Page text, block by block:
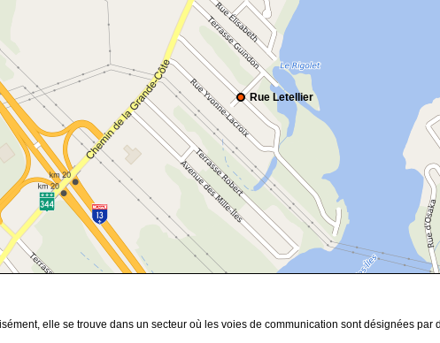
Rue Letellier
elle se trouve dans un secteur où les voies de communication sont désignées